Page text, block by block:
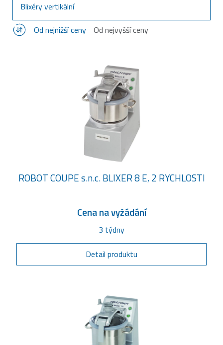
Blixéry vertikální
Od nejnižší ceny
Od nejvyšší ceny
ROBOT COUPE s.n.c. BLIXER 8 E, 2 RYCHLOSTI
Cena na vyžádání
3 týdny
Detail produktu